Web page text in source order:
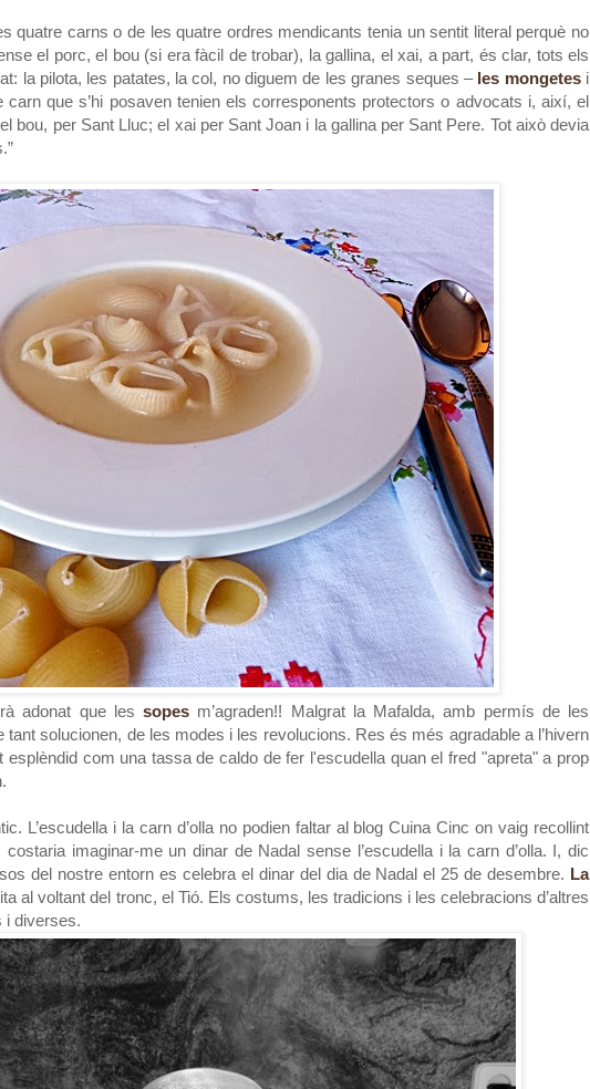
quatre carns o de les quatre ordres mendicants tenia un sentit literal perquè no
el porc, el bou (si era fàcil de trobar), la gallina, el xai, a part, és clar, tots els
la pilota, les patates, la col, no diguem de les granes seques – les mongetesi
que s’hi posaven tenien els corresponents protectors o advocats i, així, el
bou, per Sant Lluc; el xai per Sant Joan i la gallina per Sant Pere. Tot això devia
adonat que lessopes m’agraden!! Malgrat la Mafalda, amb permís de les
solucionen, de les modes i les revolucions. Res és més agradable a l’hivern
com una tassa de caldo de fer l'escudella quan el fred "apreta" a prop
L’escudella i la carn d’olla no podien faltar al blog Cuina Cinc on vaig recollint
imaginar-me un dinar de Nadal sense l’escudella i la carn d’olla. I, dic
del nostre entorn es celebra el dinar del dia de Nadal el 25 de desembre. La
al voltant del tronc, el Tió. Els costums, les tradicions i les celebracions d’altres
i diverses.